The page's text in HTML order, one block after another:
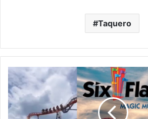
Taquero
🎥
Six
Flags
anuncia
el